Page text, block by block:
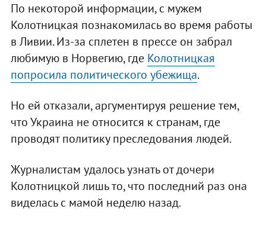
По некоторой информации, с мужем
Колотницкая познакомилась во время работы
в Ливии. Из-за сплетен в прессе он забрал
любимую в Норвегию, где Колотницкая
попросила политического убежища.
Но ей отказали, аргументируя решение тем,
что Украина не относится к странам, где
проводят политику преследования людей.
Журналистам удалось узнать от дочери
Колотницкой лишь то, что последний раз она
виделась с мамой неделю назад.